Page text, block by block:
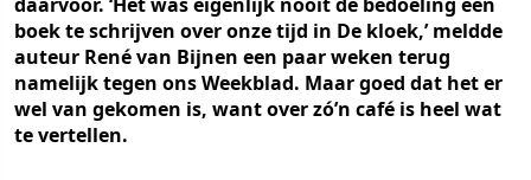
boek te schrijven over onze tijd in De kloek,’ meldde
auteur René van Bijnen een paar weken terug
namelijk tegen ons Weekblad. Maar goed dat het er
wel van gekomen is, want over zó’n café is heel wat
te vertellen.